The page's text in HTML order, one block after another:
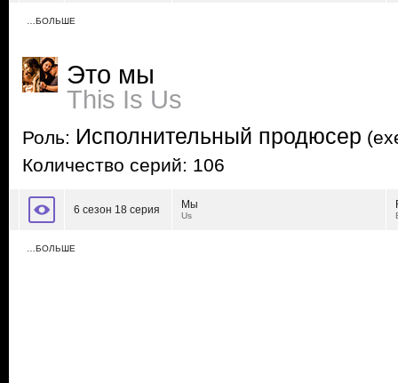
…БОЛЬШЕ
Это мы
This Is Us
Роль: Исполнительный продюсер
Количество серий: 106
6 сезон 18 серия Мы
Us
…БОЛЬШЕ